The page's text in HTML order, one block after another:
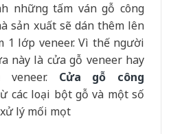
những tấm ván gỗ công
sản xuất sẽ dán thêm lên
1 lớp veneer. Vì thế người
này là cửa gỗ veneer hay
Cửa gỗ công
các loại bột gỗ và một số
lý mối mọt